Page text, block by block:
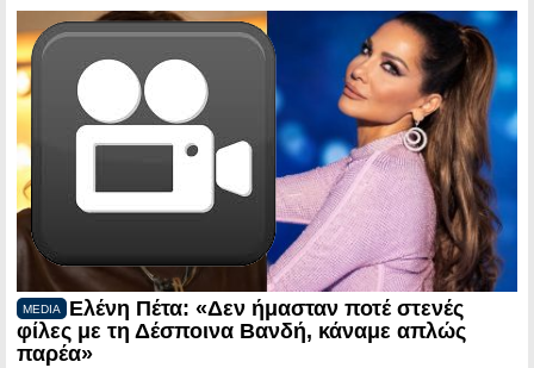
MEDIA
Ελένη Πέτα: «Δεν ήμασταν ποτέ στενές
φίλες με τη Δέσποινα Βανδή, κάναμε απλώς
παρέα»